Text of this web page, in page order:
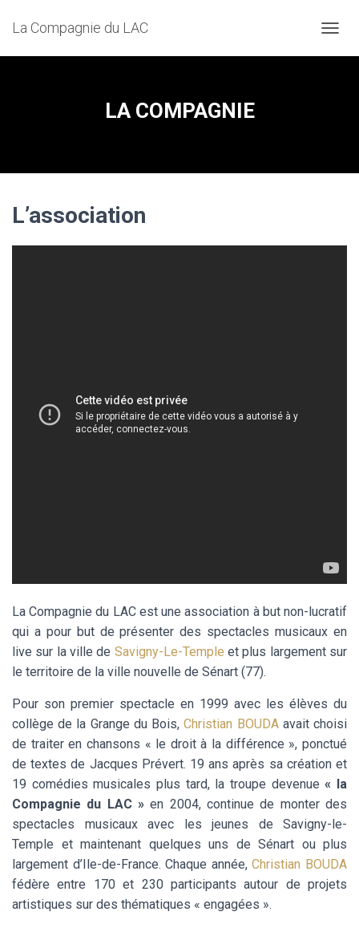
La Compagnie du LAC
É
LA COMPAGNIE
L’association
La Compagnie du LAC est une association à but non-lucratif
qui a pour but de présenter des spectacles musicaux en
live sur la ville de Savigny-Le-Temple et plus largement sur
le territoire de la ville nouvelle de Sénart (77).
Pour son premier spectacle en 1999 avec les élèves du
collège de la Grange du Bois,Christian BOUDAavait choisi
de traiter en chansons « le droit à la différence », ponctué
de textes de Jacques Prévert. 19 ans après sa création et
19 comédies musicales plus tard, la troupe devenue« la
Compagnie du LAC » en 2004, continue de monter des
spectacles musicaux avec les jeunes de Savigny-le-
Temple et maintenant quelques uns de Sénart ou plus
largement d’Ile-de-France. Chaque année,Christian BOUDA
fédère entre 170 et 230 participants autour de projets
artistiques sur des thématiques « engagées ».